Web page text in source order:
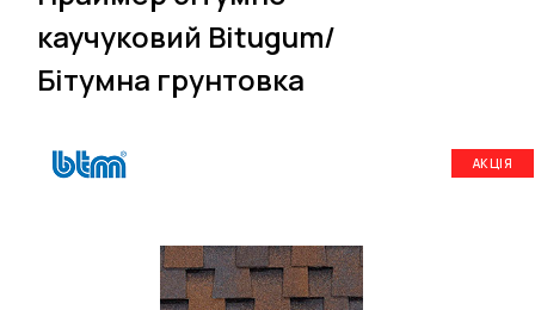
каучуковий Bitugum/
Бітумна грунтовка
АКЦІЯ